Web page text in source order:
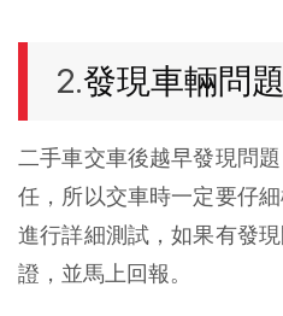
2.發現車輛問
二手車交車後越早發現問
任，所以交車時一定要仔
進行詳細測試，如果有發
證，並馬上回報。